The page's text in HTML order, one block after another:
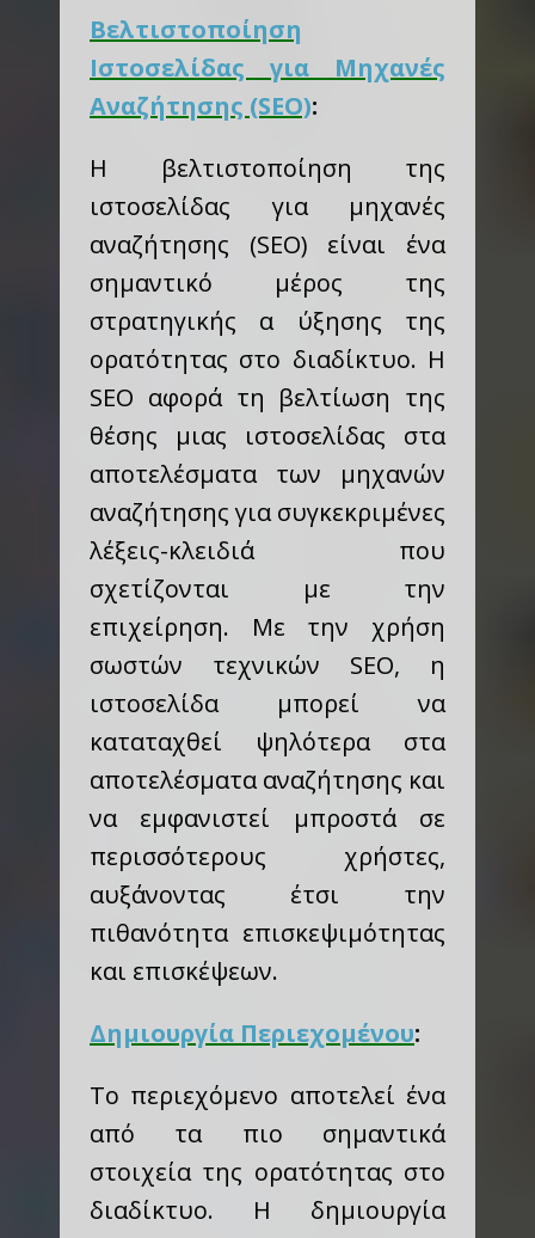
Βελτιστοποίηση
Ιστοσελίδας για Μηχανές
Αναζήτησης (SEO):
Η βελτιστοποίηση της
ιστοσελίδας για μηχανές
αναζήτησης (SEO) είναι ένα
σημαντικό μέρος της
στρατηγικής α ύξησης της
ορατότητας στο διαδίκτυο. Η
SEO αφορά τη βελτίωση της
θέσης μιας ιστοσελίδας στα
αποτελέσματα των μηχανών
αναζήτησης για συγκεκριμένες
λέξεις-κλειδιά που
σχετίζονται με την
επιχείρηση. Με την χρήση
σωστών τεχνικών SEO, η
ιστοσελίδα μπορεί να
καταταχθεί ψηλότερα στα
αποτελέσματα αναζήτησης και
να εμφανιστεί μπροστά σε
περισσότερους χρήστες,
αυξάνοντας έτσι την
πιθανότητα επισκεψιμότητας
και επισκέψεων.
Δημιουργία Περιεχομένου:
Το περιεχόμενο αποτελεί ένα
από τα πιο σημαντικά
στοιχεία της ορατότητας στο
διαδίκτυο. Η δημιουργία